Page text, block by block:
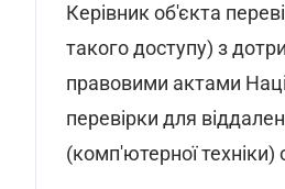
Керівник об'єкта
такого доступу) з
правовими актами
перевірки для
(комп'ютерної техніки)